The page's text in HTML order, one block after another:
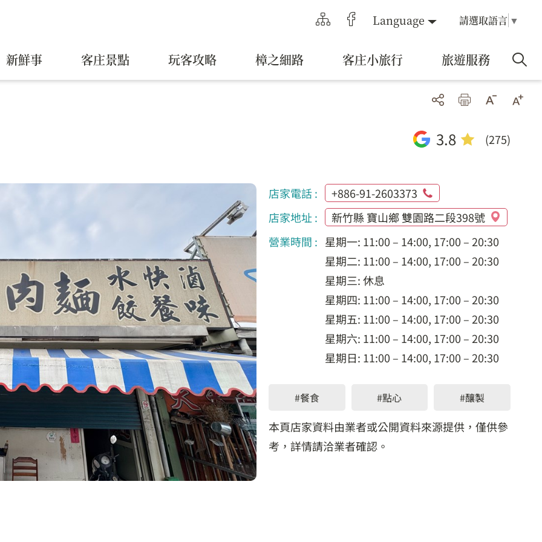
Language 請選取語言 ▼
新鮮事 客庄景點 玩客攻略 樟之細路 客庄小旅行 旅遊服務
3.8 (275)
店家電話 :
+886-91-2603373
店家地址 :
新竹縣 寶山鄉 雙園路二段398號
營業時間 : 星期一: 11:00 – 14:00, 17:00 – 20:30
星期二: 11:00 – 14:00, 17:00 – 20:30
星期三: 休息
星期四: 11:00 – 14:00, 17:00 – 20:30
星期五: 11:00 – 14:00, 17:00 – 20:30
星期六: 11:00 – 14:00, 17:00 – 20:30
星期日: 11:00 – 14:00, 17:00 – 20:30
#餐食 #點心 #釀製
本頁店家資料由業者或公開資料來源提供，僅供參
考，詳情請洽業者確認。